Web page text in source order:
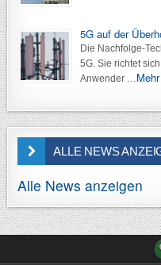
5G auf der
Die Nachfolge-
5G. Sie richtet
Anwender …
ALLE NEWS
Alle News anzeigen